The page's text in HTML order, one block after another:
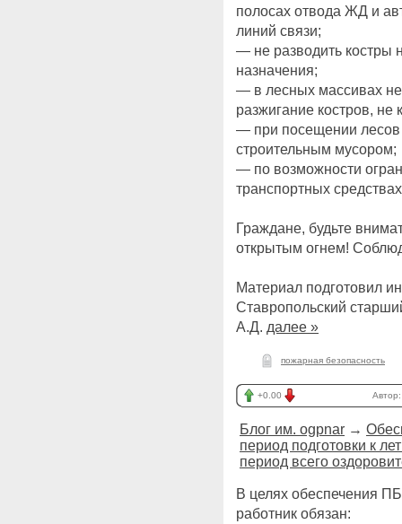
полосах отвода ЖД и
линий связи;
— не разводить костры
назначения;
— в лесных массивах
разжигание костров, не
— при посещении лесов
строительным мусором;
— по возможности
транспортных
Граждане, будьте
открытым огнем!
Материал подготовил
Ставропольский
А.Д. далее »
пожарная безопасность
+0.00
Блог им. ogpnar →
период подготовки к
период всего
В целях обеспечения
работник обязан: